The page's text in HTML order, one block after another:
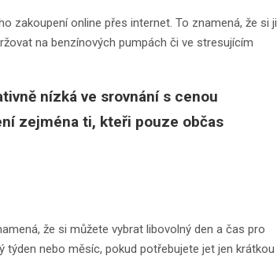
zakoupení online přes internet. To znamená, že si ji
na benzínových pumpách či ve stresujícím
nízká ve srovnání s cenou
zejména ti, kteři pouze občas
že si můžete vybrat libovolný den a čas pro
nebo měsíc, pokud potřebujete jet jen krátkou